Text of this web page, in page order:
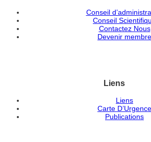
Conseil
Conseil
Contactez Nous
Devenir membre
Liens
Liens
Carte D’Urgence
Publications